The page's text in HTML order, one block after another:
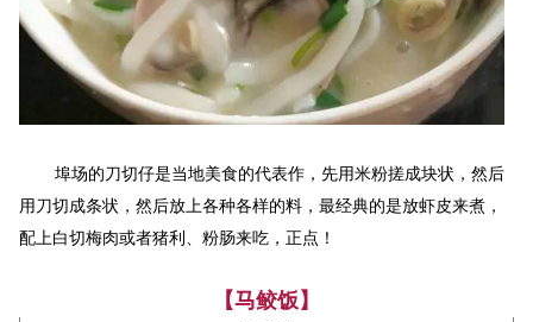
埠场的刀切仔是当地美食的代表作，先用米粉搓成块状，然后
用刀切成条状，然后放上各种各样的料，最经典的是放虾皮来煮，
配上白切梅肉或者猪利、粉肠来吃，正点！
【马鲛饭】